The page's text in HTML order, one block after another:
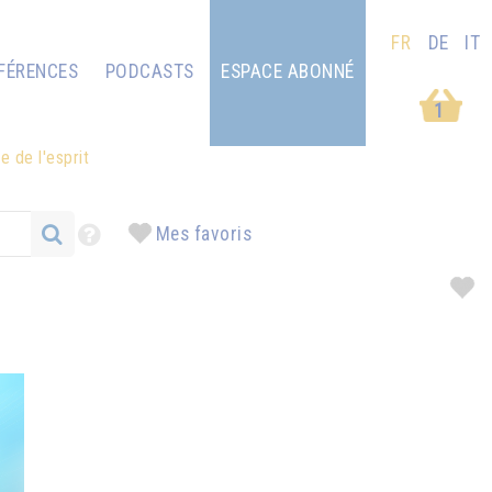
PODCASTS
1
ESPACE ABONNÉ
FR DE IT
de l'esprit
Mes favoris